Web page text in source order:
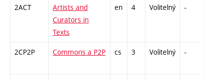
2ACT
Artists and
Curators in
Texts
en 4 Volitelný -
2CP2P Commons a P2P cs 3 Volitelný -